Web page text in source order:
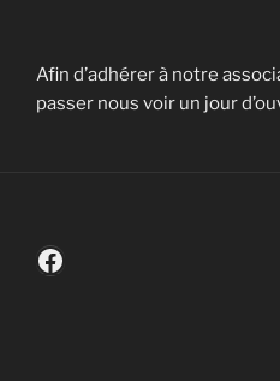
Afin d’adhérer à notre
passer nous voir un jour
Facebook